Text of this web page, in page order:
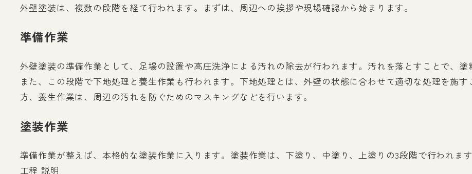
外壁塗装は、複数の段階を経て行われます。まずは、周辺への挨拶や現場確認から始まります。
準備作業
外壁塗装の準備作業として、足場の設置や高圧洗浄による汚れの除去が行われます。汚れを落とすことで、塗
また、この段階で下地処理と養生作業も行われます。下地処理とは、外壁の状態に合わせて適切な処理を施
方、養生作業は、周辺の汚れを防ぐためのマスキングなどを行います。
塗装作業
準備作業が整えば、本格的な塗装作業に入ります。塗装作業は、下塗り、中塗り、上塗りの3段階で行われます
工程 説明